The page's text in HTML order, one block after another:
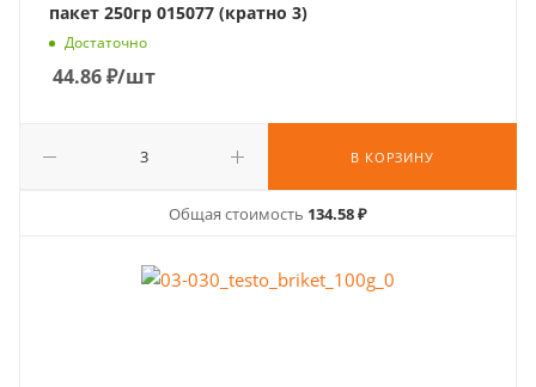
пакет 250гр 015077 (кратно 3)
Достаточно
44.86₽/шт
В КОРЗИНУ
Общая стоимость 134.58 ₽